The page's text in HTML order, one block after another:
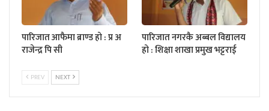
पारिजात आफैमा ब्राण्ड हो : प्र अ
राजेन्द्र पि सी
पारिजात नगरकै अब्बल विद्यालय
हो : शिक्षा शाखा प्रमुख भट्टराई
PREV NEXT